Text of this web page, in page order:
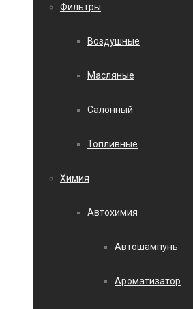
Фильтры
Воздушные
Масляные
Салонный
Топливные
Химия
Автохимия
Автошампунь
Ароматизатор